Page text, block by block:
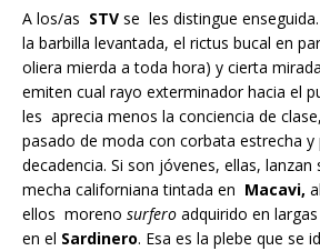
A los/as STV se les distingue
la barbilla levantada, el rictus bucal en
oliera mierda a toda hora) y cierta
emiten cual rayo exterminador hacia el
les aprecia menos la conciencia de
pasado de moda con corbata estrecha y
decadencia. Si son jóvenes, ellas,
mecha californiana tintada en Macavi,
ellos moreno surfero adquirido en
en el Sardinero. Esa es la plebe que se